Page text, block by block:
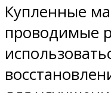
Купленные
проводимые